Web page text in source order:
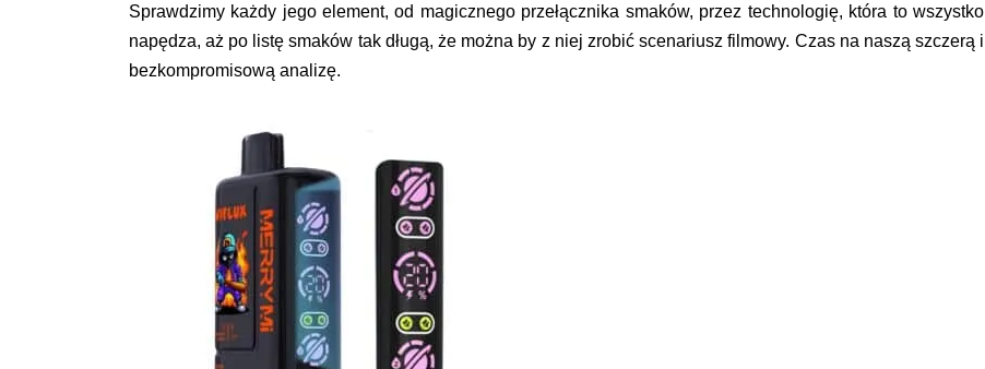
Sprawdzimy każdy jego element, od magicznego przełącznika smaków, przez technologię, która to wszystko
napędza, aż po listę smaków tak długą, że można by z niej zrobić scenariusz filmowy. Czas na naszą szczerą i
bezkompromisową analizę.